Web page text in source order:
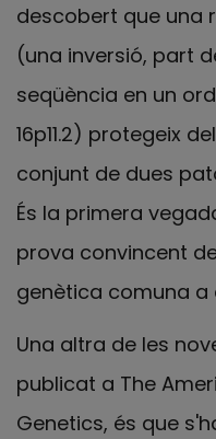
descobert que una
(una inversió, part
seqüència en un
16p11.2) protegeix
conjunt de dues
És la primera
prova convincent
genètica comuna a
Una altra de les
publicat a The
Genetics, és que